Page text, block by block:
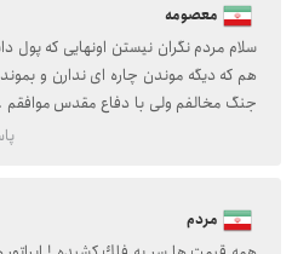
معصومه
سلام مردم نگران نیستن اونهایی که پول
هم که دیگه موندن چاره ای ندارن و
جنگ مخالفم ولی با دفاع مقدس
مردم